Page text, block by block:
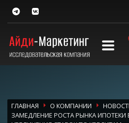
ГЛАВНАЯ О КОМПАНИИ
ЗАМЕДЛЕНИЕ РОСТА РЫНКА ИПОТЕКИ